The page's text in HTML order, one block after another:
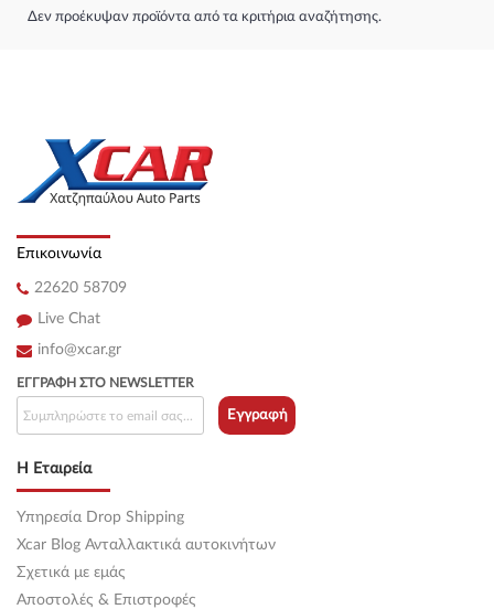
Δεν προέκυψαν προϊόντα από τα κριτήρια αναζήτησης.
Επικοινωνία
22620 58709
Live Chat
info@xcar.gr
Η Εταιρεία
Υπηρεσία Drop Shipping
Xcar Blog Ανταλλακτικά αυτοκινήτων
Σχετικά με εμάς
Αποστολές & Επιστροφές
ΕΓΓΡΑΦΉ ΣΤΟ NEWSLETTER
Εγγραφή